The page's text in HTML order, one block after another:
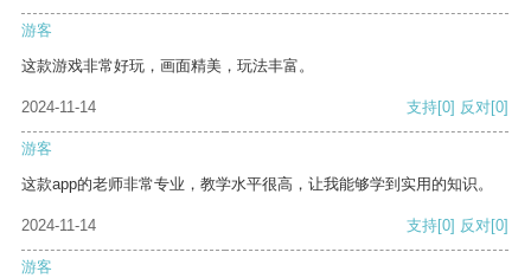
游客
这款游戏非常好玩，画面精美，玩法丰富。
2024-11-14 支持[0] 反对[0]
游客
这款app的老师非常专业，教学水平很高，让我能够学到实用的知识。
2024-11-14 支持[0] 反对[0]
游客